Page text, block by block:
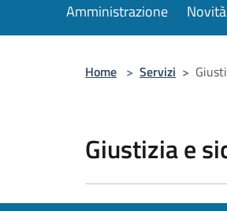
Amministrazione Novità
Home > Servizi >
Giustizia e